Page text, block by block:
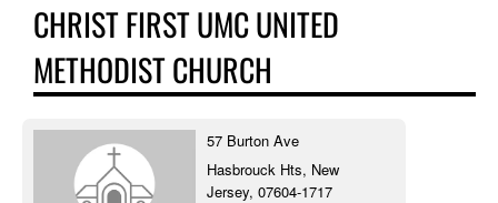
CHRIST FIRST UMC UNITED
METHODIST CHURCH
57 Burton Ave
Hasbrouck Hts, New
Jersey, 07604-1717